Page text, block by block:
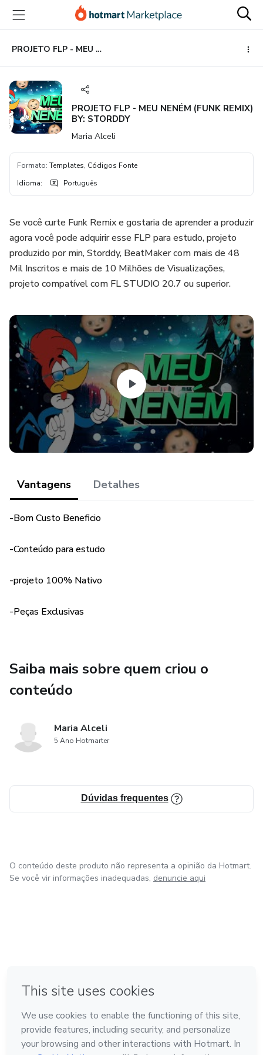
para
conteúdo
principal
para
pagamento
para
rodapé
PROJETO FLP - MEU NENÉM (FUNK REMIX) BY: STORDDY
PROJETO FLP - MEU NENÉM (FUNK REMIX)
BY: STORDDY
Maria Alceli
Formato: Templates, Códigos Fonte
Idioma: Português
Se você curte Funk Remix e gostaria de aprender a produzir
agora você pode adquirir esse FLP para estudo, projeto
produzido por min, Storddy, BeatMaker com mais de 48
Mil Inscritos e mais de 10 Milhões de Visualizações,
projeto compatível com FL STUDIO 20.7 ou superior.
Vantagens Detalhes
-Bom Custo Beneficio
-Conteúdo para estudo
-projeto 100% Nativo
-Peças Exclusivas
Saiba mais sobre quem criou o
conteúdo
Maria Alceli
5 Ano Hotmarter
Dúvidas frequentes
O conteúdo deste produto não representa a opinião da Hotmart.
Se você vir informações inadequadas, denuncie aqui
Feito com ❤ na Cidade do México